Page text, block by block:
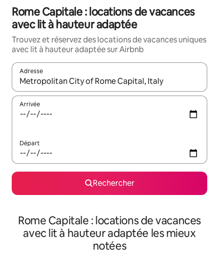
Rome Capitale : locations de vacances
avec lit à hauteur adaptée
Trouvez et réservez des locations de vacances uniques
avec lit à hauteur adaptée sur Airbnb
Adresse
Lorsque les résultats s'affichent, utilisez les flèches vers le
Arrivée
Départ
Rechercher
Rome Capitale : locations de vacances
avec lit à hauteur adaptée les mieux
notées